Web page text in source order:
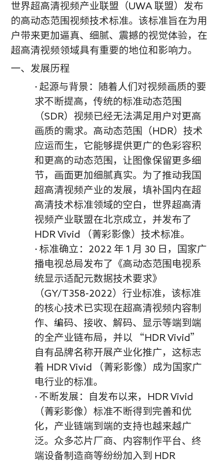
世界超高清视频产业联盟（UWA 联盟）发布
的高动态范围视频技术标准。该标准旨在为用
户带来更加逼真、细腻、震撼的视觉体验，在
超高清视频领域具有重要的地位和影响力。
一、发展历程
· 起源与背景：随着人们对视频画质的要
求不断提高，传统的标准动态范围
（SDR）视频已经无法满足用户对更高
画质的需求。高动态范围（HDR）技术
应运而生，它能够提供更广的色彩容积
和更高的动态范围，让图像保留更多细
节，画面更加细腻真实。为了推动我国
超高清视频产业的发展，填补国内在超
高清技术标准领域的空白，世界超高清
视频产业联盟在北京成立，并发布了
HDR Vivid （菁彩影像）技术标准。
· 标准确立：2022 年 1 月 30 日，国家广
播电视总局发布了《高动态范围电视系
统显示适配元数据技术要求》
（GY/T358-2022）行业标准，该标准
的核心技术已实现在超高清视频内容制
作、编码、接收、解码、显示等端到端
的全产业链布局，并以 “HDR Vivid”
自有品牌名称开展产业化推广，这标志
着 HDR Vivid （菁彩影像）成为国家广
电行业的标准。
· 不断发展：自发布以来，HDR Vivid
（菁彩影像）标准不断得到完善和优
化，产业链端到端的支持也越来越广
泛。众多芯片厂商、内容制作平台、终
端设备制造商等纷纷加入到 HDR